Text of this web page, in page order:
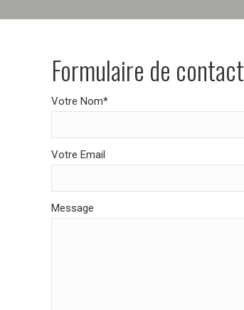
Formulaire de contact
Votre Nom*
Votre Email
Message